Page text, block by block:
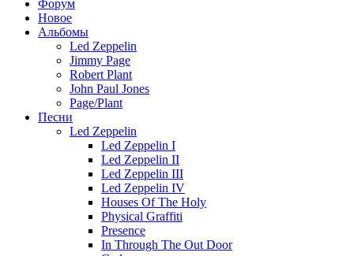
Форум
Новоe
Альбомы
Led Zeppelin
Jimmy Page
Robert Plant
John Paul Jones
Page/Plant
Песни
Led Zeppelin
Led Zeppelin I
Led Zeppelin II
Led Zeppelin III
Led Zeppelin IV
Houses Of The Holy
Physical Graffiti
Presence
In Through The Out Door